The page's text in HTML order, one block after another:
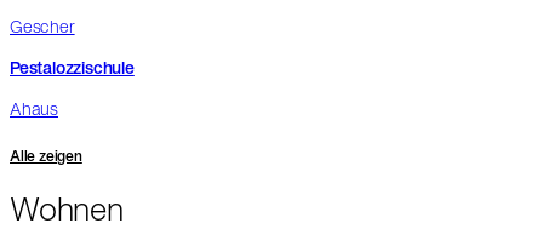
Gescher
Pestalozzischule
Ahaus
Alle zeigen
Wohnen